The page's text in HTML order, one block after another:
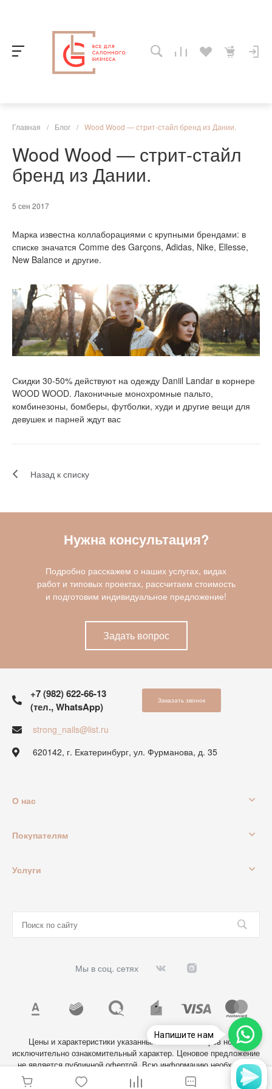
Главная / Блог / Wood Wood — стрит-стайл бренд из Дании.
Wood Wood — стрит-стайл
бренд из Дании.
5 сен 2017
Марка известна коллаборациями с крупными брендами: в
списке значатся Comme des Garçons, Adidas, Nike, Ellesse,
New Balance и другие.
Скидки 30-50% действуют на одежду Daniil Landar в корнере
WOOD WOOD. Лаконичные монохромные пальто,
комбинезоны, бомберы, футболки, худи и другие вещи для
девушек и парней ждут вас
Назад к списку
Нужна консультация?
Подробно расскажем о наших услугах, видах
работ и типовых проектах, рассчитаем стоимость
и подготовим индивидуальное предложение!
Задать вопрос
+7 (982) 622-66-13
(тел., WhatsApp)
Заказать звонок
strong_nails@list.ru
620142, г. Екатеринбург, ул. Фурманова, д. 35
О нас
Покупателям
Услуги
Мы в соц. сетях
Цены и характеристики указанных на сайте товаров носят
исключительно ознакомительный характер. Ценовое предложение
не является публичной офертой. Всю информацию необходимо
уточнять у администратора магазина.
Напишите нам